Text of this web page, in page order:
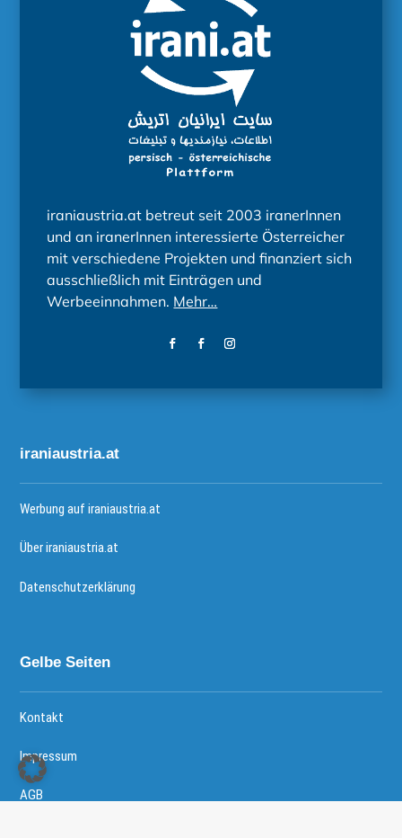
iraniaustria.at betreut seit 2003 iranerInnen
und an iranerInnen interessierte Österreicher
mit verschiedene Projekten und finanziert sich
ausschließlich mit Einträgen und
Werbeeinnahmen. Mehr…
iraniaustria.at
Werbung auf iraniaustria.at
Über iraniaustria.at
Datenschutzerklärung
Gelbe Seiten
Kontakt
Impressum
AGB